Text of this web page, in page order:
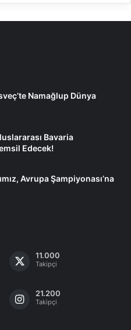
Namağlup Dünya
Bavaria
Edecek!
Avrupa Şampiyonası’na
11.000
Takipçi
21.200
Takipçi